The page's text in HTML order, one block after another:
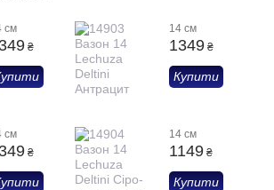
см
₴
14 см
1349 ₴
Купити
см
₴
14 см
1149 ₴
Купити